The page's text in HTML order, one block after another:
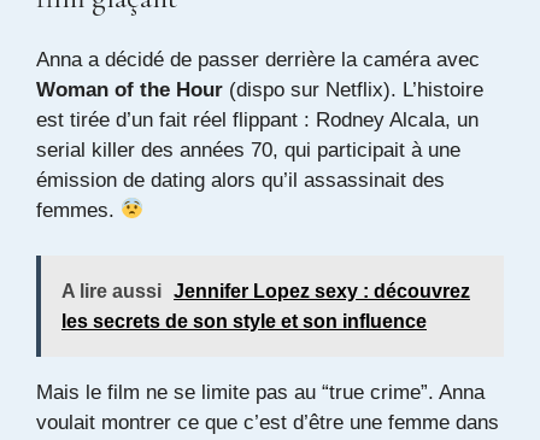
Anna a décidé de passer derrière la caméra avec
Woman of the Hour (dispo sur Netflix). L’histoire
est tirée d’un fait réel flippant : Rodney Alcala, un
serial killer des années 70, qui participait à une
émission de dating alors qu’il assassinait des
femmes.
A lire aussi Jennifer Lopez sexy : découvrez
les secrets de son style et son influence
Mais le film ne se limite pas au “true crime”. Anna
voulait montrer ce que c’est d’être une femme dans